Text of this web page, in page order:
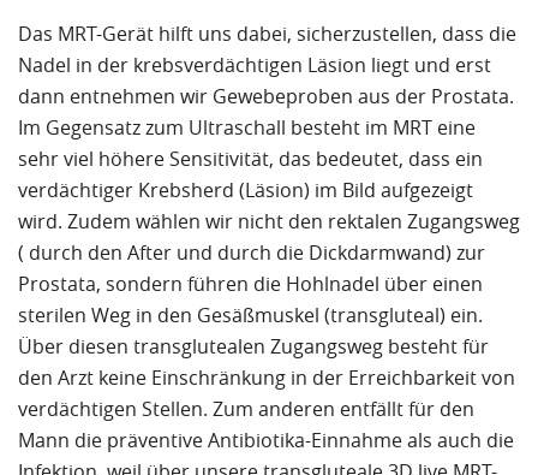
aufgehoben. Vielen Dank nochmals Frau Borkowski
und an das komplette Team!
Das MRT-Gerät hilft uns dabei, sicherzustellen, dass die
Nadel in der krebsverdächtigen Läsion liegt und erst
dann entnehmen wir Gewebeproben aus der Prostata.
Im Gegensatz zum Ultraschall besteht im MRT eine
sehr viel höhere Sensitivität, das bedeutet, dass ein
verdächtiger Krebsherd (Läsion) im Bild aufgezeigt
wird. Zudem wählen wir nicht den rektalen Zugangsweg
( durch den After und durch die Dickdarmwand) zur
Prostata, sondern führen die Hohlnadel über einen
sterilen Weg in den Gesäßmuskel (transgluteal) ein.
Über diesen transglutealen Zugangsweg besteht für
den Arzt keine Einschränkung in der Erreichbarkeit von
verdächtigen Stellen. Zum anderen entfällt für den
Mann die präventive Antibiotika-Einnahme als auch die